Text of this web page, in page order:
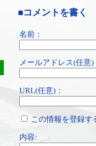
■コメントを書く
名前：
メールアドレス(任意)
URL(任意)：
この情報を登録す
内容: